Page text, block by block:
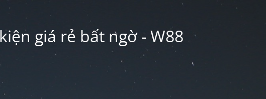
giá rẻ bất ngờ - W88